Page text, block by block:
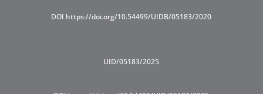
DOI https://doi.org/10.54499/UIDB/05183/2020
UID/05183/2025